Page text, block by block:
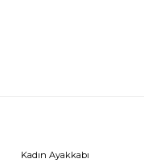
Kadın Ayakkabı